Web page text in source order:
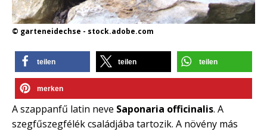
© garteneidechse - stock.adobe.com
teilen teilen teilen
merken
A szappanfű latin neve Saponaria officinalis. A
szegfűszegfélék családjába tartozik. A növény más